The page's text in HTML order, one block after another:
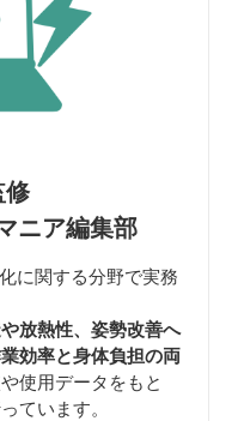
修
ニア編集部
に関する分野で実務
放熱性、姿勢改善へ
効率と身体負担の両
使用データをもと
ています。